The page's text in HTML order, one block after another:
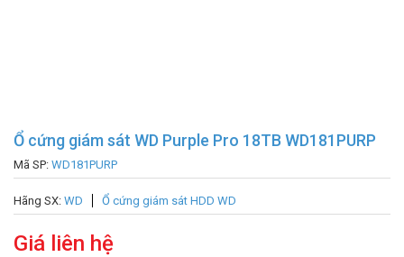
Ổ cứng giám sát WD Purple Pro 18TB WD181PURP
Mã SP: WD181PURP
Hãng SX: WD Ổ cứng giám sát HDD WD
Giá liên hệ